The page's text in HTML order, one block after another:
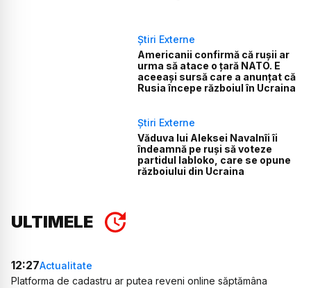
Știri Externe
Americanii confirmă că rușii ar
urma să atace o țară NATO. E
aceeași sursă care a anunțat că
Rusia începe războiul în Ucraina
Știri Externe
Văduva lui Aleksei Navalnîi îi
îndeamnă pe ruși să voteze
partidul Iabloko, care se opune
războiului din Ucraina
ULTIMELE
12:27Actualitate
Platforma de cadastru ar putea reveni online săptămâna